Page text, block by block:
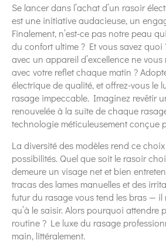
Se lancer dans l’achat d’un rasoir
est une initiative audacieuse, un
Finalement, n’est-ce pas notre peau
du confort ultime ? Et vous savez quoi
avec un appareil d’excellence ne
avec votre reflet chaque matin ?
électrique de qualité, et offrez-vous le
rasage impeccable. Imaginez revêtir
renouvelée à la suite de chaque
technologie méticuleusement conçue
La diversité des modèles rend ce
possibilités. Quel que soit le rasoir
demeure un visage net et bien
tracas des lames manuelles et des
futur du rasage vous tend les bras — il
qu’à le saisir. Alors pourquoi attendre
routine ? Le luxe du rasage
main, littéralement.